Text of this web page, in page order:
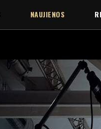
NAUJIENOS